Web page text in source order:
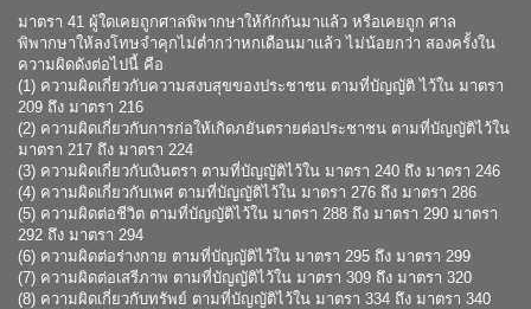
มาตรา 41 ผู้ใดเคยถูกศาลพิพากษาให้กักกันมาแล้ว หรือเคยถูก ศาล
พิพากษาให้ลงโทษจำคุกไม่ต่ำกว่าหกเดือนมาแล้ว ไม่น้อยกว่า สองครั้งใน
ความผิดดังต่อไปนี้ คือ
(1) ความผิดเกี่ยวกับความสงบสุขของประชาชน ตามที่บัญญัติ ไว้ใน มาตรา
209 ถึง มาตรา 216
(2) ความผิดเกี่ยวกับการก่อให้เกิดภยันตรายต่อประชาชน ตามที่บัญญัติไว้ใน
มาตรา 217 ถึง มาตรา 224
(3) ความผิดเกี่ยวกับเงินตรา ตามที่บัญญัติไว้ใน มาตรา 240 ถึง มาตรา 246
(4) ความผิดเกี่ยวกับเพศ ตามที่บัญญัติไว้ใน มาตรา 276 ถึง มาตรา 286
(5) ความผิดต่อชีวิต ตามที่บัญญัติไว้ใน มาตรา 288 ถึง มาตรา 290 มาตรา
292 ถึง มาตรา 294
(6) ความผิดต่อร่างกาย ตามที่บัญญัติไว้ใน มาตรา 295 ถึง มาตรา 299
(7) ความผิดต่อเสรีภาพ ตามที่บัญญัติไว้ใน มาตรา 309 ถึง มาตรา 320
(8) ความผิดเกี่ยวกับทรัพย์ ตามที่บัญญัติไว้ใน มาตรา 334 ถึง มาตรา 340